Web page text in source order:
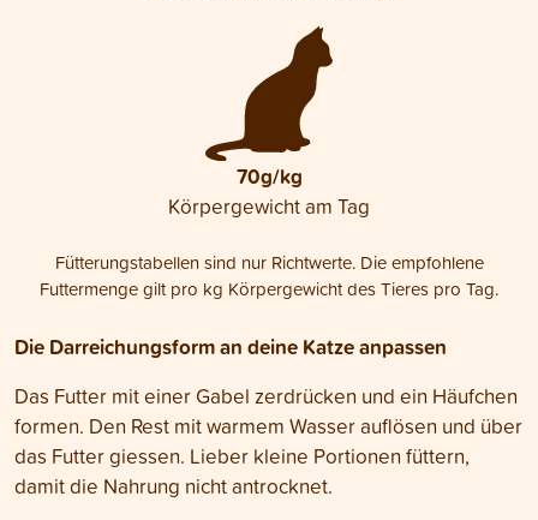
70g/kg
Körpergewicht am Tag
Fütterungstabellen sind nur Richtwerte. Die empfohlene
Futtermenge gilt pro kg Körpergewicht des Tieres pro Tag.
Die Darreichungsform an deine Katze anpassen
Das Futter mit einer Gabel zerdrücken und ein Häufchen
formen. Den Rest mit warmem Wasser auflösen und über
das Futter giessen. Lieber kleine Portionen füttern,
damit die Nahrung nicht antrocknet.